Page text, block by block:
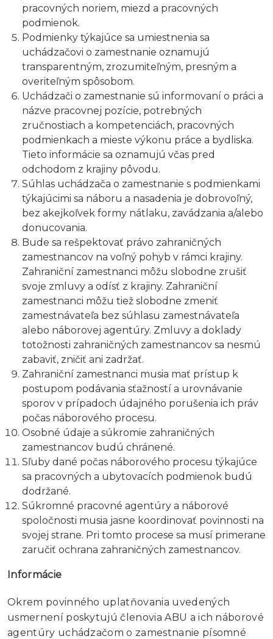
pracovných noriem, miezd a pracovných
podmienok.
Podmienky týkajúce sa umiestnenia sa
uchádzačovi o zamestnanie oznamujú
transparentným, zrozumiteľným, presným a
overiteľným spôsobom.
Uchádzači o zamestnanie sú informovaní o práci a
názve pracovnej pozície, potrebných
zručnostiach a kompetenciách, pracovných
podmienkach a mieste výkonu práce a bydliska.
Tieto informácie sa oznamujú včas pred
odchodom z krajiny pôvodu.
Súhlas uchádzača o zamestnanie s podmienkami
týkajúcimi sa náboru a nasadenia je dobrovoľný,
bez akejkoľvek formy nátlaku, zavádzania a/alebo
donucovania.
Bude sa rešpektovať právo zahraničných
zamestnancov na voľný pohyb v rámci krajiny.
Zahraniční zamestnanci môžu slobodne zrušiť
svoje zmluvy a odísť z krajiny. Zahraniční
zamestnanci môžu tiež slobodne zmeniť
zamestnávateľa bez súhlasu zamestnávateľa
alebo náborovej agentúry. Zmluvy a doklady
totožnosti zahraničných zamestnancov sa nesmú
zabaviť, zničiť ani zadržať.
Zahraniční zamestnanci musia mať prístup k
postupom podávania sťažností a urovnávanie
sporov v prípadoch údajného porušenia ich práv
počas náborového procesu.
Osobné údaje a súkromie zahraničných
zamestnancov budú chránené.
Sľuby dané počas náborového procesu týkajúce
sa pracovných a ubytovacích podmienok budú
dodržané.
Súkromné pracovné agentúry a náborové
spoločnosti musia jasne koordinovať povinnosti na
svojej strane. Pri tomto procese sa musí primerane
zaručiť ochrana zahraničných zamestnancov.
Informácie
Okrem povinného uplatňovania uvedených
usmernení poskytujú členovia ABU a ich náborové
agentúry uchádzačom o zamestnanie písomné